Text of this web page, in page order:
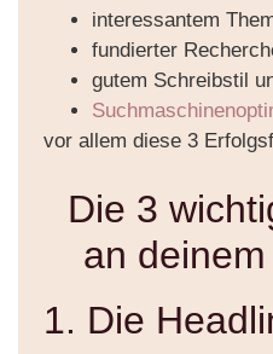
interessantem
fundierter
gutem Schreibstil
vor allem diese 3
Die 3
an
1. Die